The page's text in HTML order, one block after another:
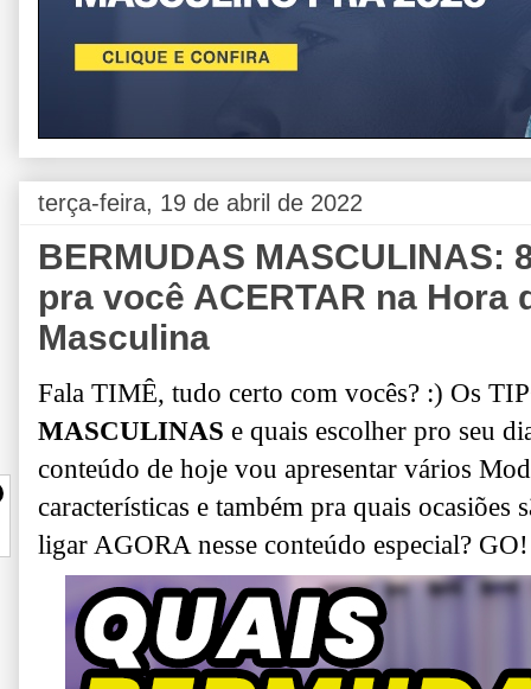
terça-feira, 19 de abril de 2022
BERMUDAS MASCULINAS:
pra você ACERTAR na Hora
Masculina
Fala TIMÊ, tudo certo com vocês? :) Os
MASCULINAS e quais escolher pro seu
conteúdo de hoje vou apresentar vários
características e também pra quais ocasiões
ligar AGORA nesse conteúdo especial?